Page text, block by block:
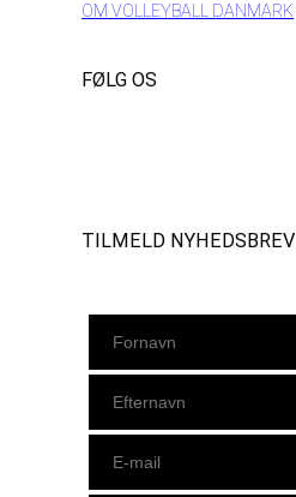
OM VOLLEYBALL DANMARK
FØLG OS
TILMELD NYHEDSBREV